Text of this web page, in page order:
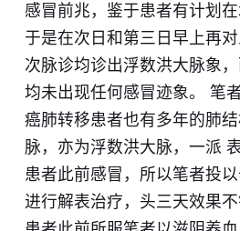
感冒前兆，鉴于患者有计划
于是在次日和第三日早上再
次脉诊均诊出浮数洪大脉象
均未出现任何感冒迹象。 笔
癌肺转移患者也有多年的肺
脉，亦为浮数洪大脉，一派
患者此前感冒，所以笔者投
进行解表治疗，头三天效果